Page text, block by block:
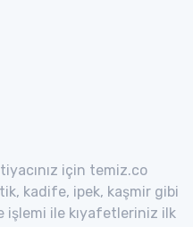
için temiz.co
kadife, ipek, kaşmir gibi
işlemi ile kıyafetleriniz ilk